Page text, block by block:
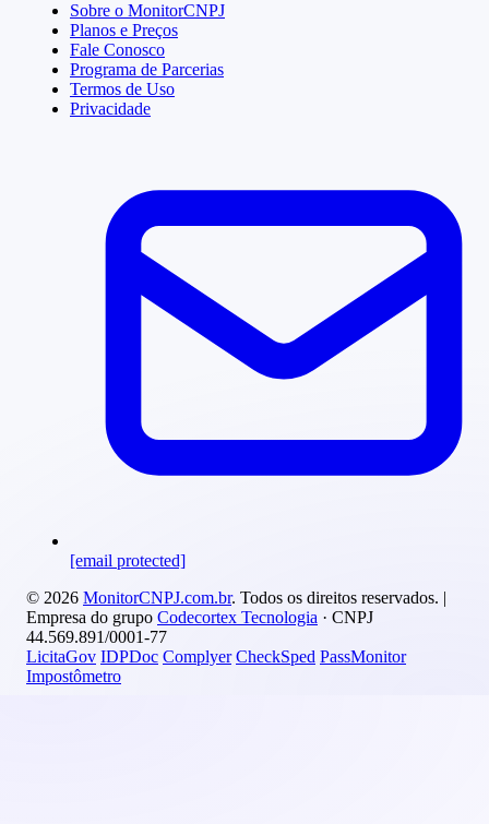
Sobre o MonitorCNPJ
Planos e Preços
Fale Conosco
Programa de Parcerias
Termos de Uso
Privacidade
[email protected]
© 2026 MonitorCNPJ.com.br. Todos os direitos reservados. |
Empresa do grupo Codecortex Tecnologia · CNPJ
44.569.891/0001-77
LicitaGov IDPDoc Complyer CheckSped PassMonitor
Impostômetro